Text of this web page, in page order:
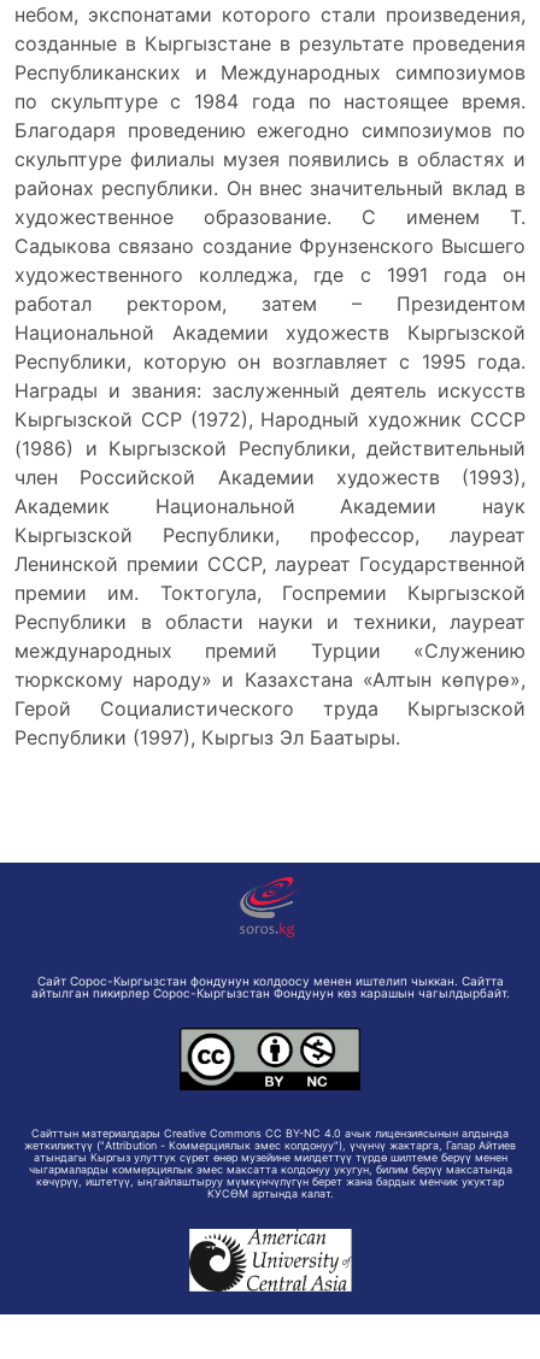
небом, экспонатами которого стали произведения,
созданные в Кыргызстане в результате проведения
Республиканских и Международных симпозиумов
по скульптуре с 1984 года по настоящее время.
Благодаря проведению ежегодно симпозиумов по
скульптуре филиалы музея появились в областях и
районах республики. Он внес значительный вклад в
художественное образование. С именем Т.
Садыкова связано создание Фрунзенского Высшего
художественного колледжа, где с 1991 года он
работал ректором, затем – Президентом
Национальной Академии художеств Кыргызской
Республики, которую он возглавляет с 1995 года.
Награды и звания: заслуженный деятель искусств
Кыргызской ССР (1972), Народный художник СССР
(1986) и Кыргызской Республики, действительный
член Российской Академии художеств (1993),
Академик Национальной Академии наук
Кыргызской Республики, профессор, лауреат
Ленинской премии СССР, лауреат Государственной
премии им. Токтогула, Госпремии Кыргызской
Республики в области науки и техники, лауреат
международных премий Турции «Служению
тюркскому народу» и Казахстана «Алтын көпүрө»,
Герой Социалистического труда Кыргызской
Республики (1997), Кыргыз Эл Баатыры.
Сайт Сорос-Кыргызстан фондунун колдоосу менен иштелип чыккан. Сайтта
айтылган пикирлер Сорос-Кыргызстан Фондунун көз карашын чагылдырбайт.
Сайттын материалдары Creative Commons CC BY-NC 4.0 ачык лицензиясынын алдында
жеткиликтүү ("Attribution - Коммерциялык эмес колдонуу"), үчүнчү жактарга, Гапар Айтиев
атындагы Кыргыз улуттук сүрөт өнөр музейине милдеттүү түрдө шилтеме берүү менен
чыгармаларды коммерциялык эмес максатта колдонуу укугун, билим берүү максатында
көчүрүү, иштетүү, ыңгайлаштыруу мүмкүнчүлүгүн берет жана бардык менчик укуктар
КУСӨМ артында калат.